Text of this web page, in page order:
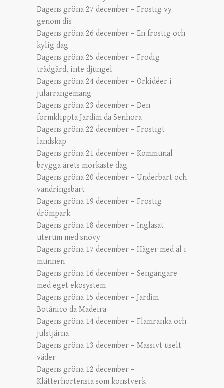
Dagens gröna 27 december – Frostig vy
genom dis
Dagens gröna 26 december – En frostig och
kylig dag
Dagens gröna 25 december – Frodig
trädgård, inte djungel
Dagens gröna 24 december – Orkidéer i
jularrangemang
Dagens gröna 23 december – Den
formklippta Jardim da Senhora
Dagens gröna 22 december – Frostigt
landskap
Dagens gröna 21 december – Kommunal
brygga årets mörkaste dag
Dagens gröna 20 december – Underbart och
vandringsbart
Dagens gröna 19 december – Frostig
drömpark
Dagens gröna 18 december – Inglasat
uterum med snövy
Dagens gröna 17 december – Häger med ål i
munnen
Dagens gröna 16 december – Sengångare
med eget ekosystem
Dagens gröna 15 december – Jardim
Botânico da Madeira
Dagens gröna 14 december – Flamranka och
julstjärna
Dagens gröna 13 december – Massivt uselt
väder
Dagens gröna 12 december –
Klätterhortensia som konstverk